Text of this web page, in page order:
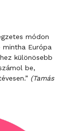
módon
mintha Európa
különösebb
be,
(Tamás